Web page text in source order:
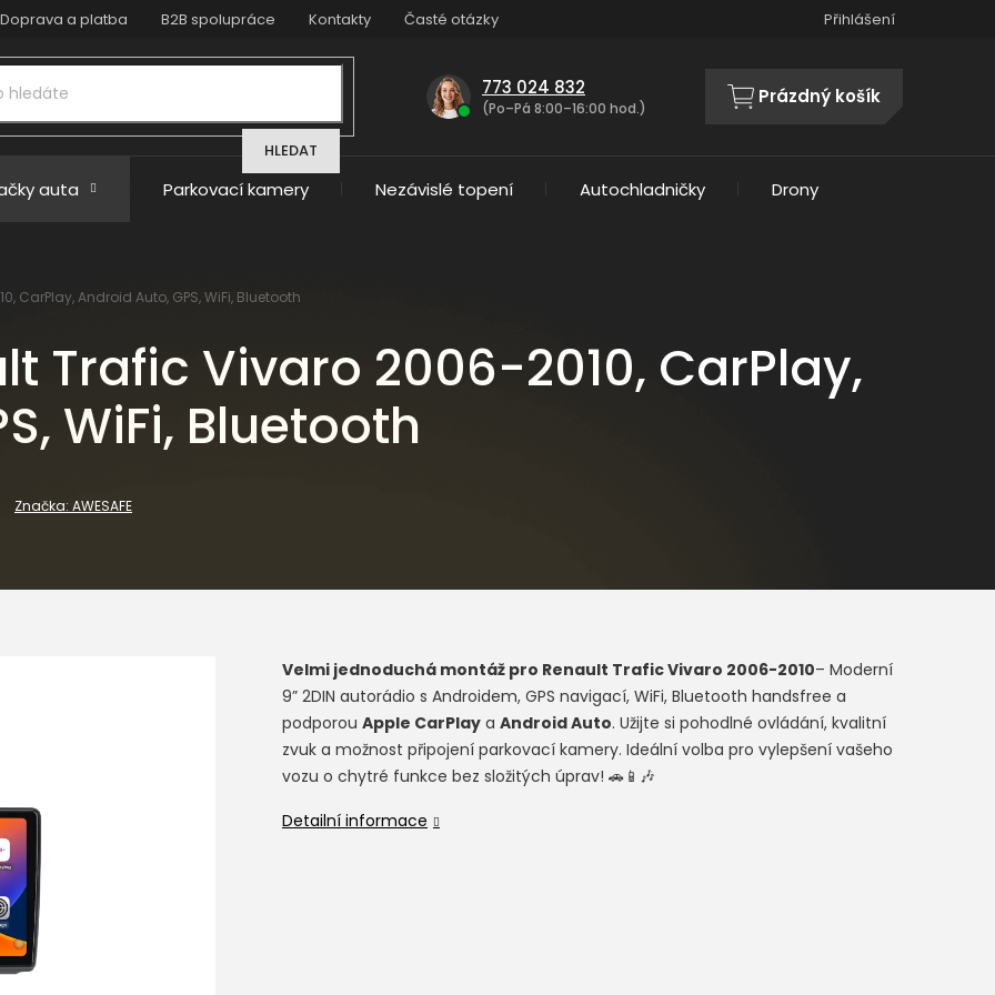
Doprava a platba B2B spolupráce Kontakty Časté otázky Přihlášení
HLEDAT
773 024 832
(Po–Pá 8:00–16:00 hod.)
NÁKUPNÍ
Prázdný košík
auta Parkovací kamery Nezávislé topení Autochladničky Drony
CarPlay, Android Auto, GPS, WiFi, Bluetooth
Trafic Vivaro 2006-2010, CarPlay,
WiFi, Bluetooth
Značka: AWESAFE
Velmi jednoduchá montáž pro Renault Trafic Vivaro 2006-2010– Moderní
9” 2DIN autorádio s Androidem, GPS navigací, WiFi, Bluetooth handsfree a
podporou Apple CarPlay a Android Auto. Užijte si pohodlné ovládání, kvalitní
zvuk a možnost připojení parkovací kamery. Ideální volba pro vylepšení vašeho
vozu o chytré funkce bez složitých úprav! 🚗📱🎶
Detailní informace